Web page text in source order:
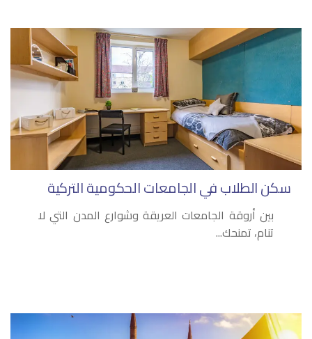
سكن الطلاب في الجامعات الحكومية التركية
بين أروقة الجامعات العريقة وشوارع المدن التي لا
تنام، تمنحك...